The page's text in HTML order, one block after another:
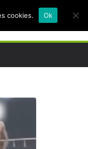
cookies. Ok